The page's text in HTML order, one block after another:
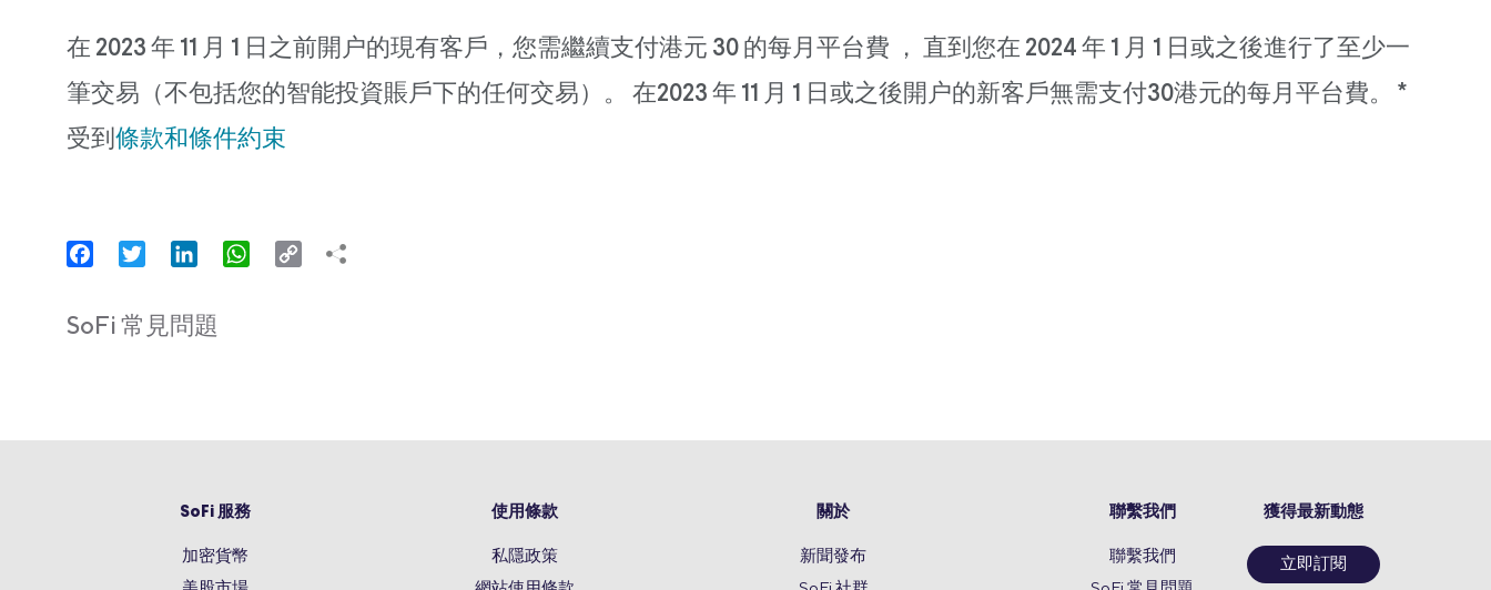
在 2023 年 11 月 1 日之前開户的現有客戶，您需繼續支付港元 30 的每月平台費 ， 直到您在 2024 年 1 月 1 日或之後進行了至少一
筆交易（不包括您的智能投資賬戶下的任何交易）。 在2023 年 11 月 1 日或之後開户的新客戶無需支付30港元的每月平台費。 *
受到 條款和條件約束
FacebookTwitter LinkedInWhatsApp
Copy
SoFi 常見問題
SoFi 服務
加密貨幣
使用條款
私隱政策
關於
新聞發布
聯繫我們
聯繫我們
獲得最新動態
立即訂閱